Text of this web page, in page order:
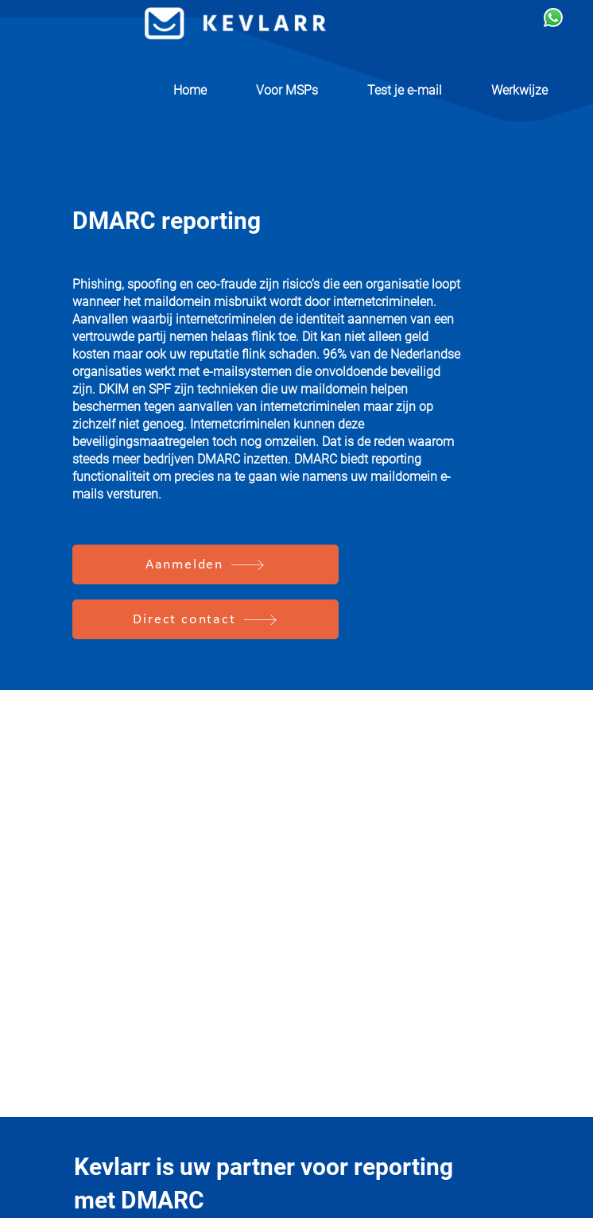
Home Voor MSPs Test je e-mail Werkwijze
DMARC reporting
Phishing, spoofing en ceo-fraude zijn risico’s die een organisatie loopt
wanneer het maildomein misbruikt wordt door internetcriminelen.
Aanvallen waarbij internetcriminelen de identiteit aannemen van een
vertrouwde partij nemen helaas flink toe. Dit kan niet alleen geld
kosten maar ook uw reputatie flink schaden. 96% van de Nederlandse
organisaties werkt met e-mailsystemen die onvoldoende beveiligd
zijn. DKIM en SPF zijn technieken die uw maildomein helpen
beschermen tegen aanvallen van internetcriminelen maar zijn op
zichzelf niet genoeg. Internetcriminelen kunnen deze
beveiligingsmaatregelen toch nog omzeilen. Dat is de reden waarom
steeds meer bedrijven DMARC inzetten. DMARC biedt reporting
functionaliteit om precies na te gaan wie namens uw maildomein e-
mails versturen.
Aanmelden
Direct contact
Kevlarr is uw partner voor reporting
met DMARC